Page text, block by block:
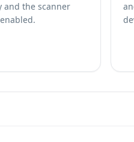
and the scanner